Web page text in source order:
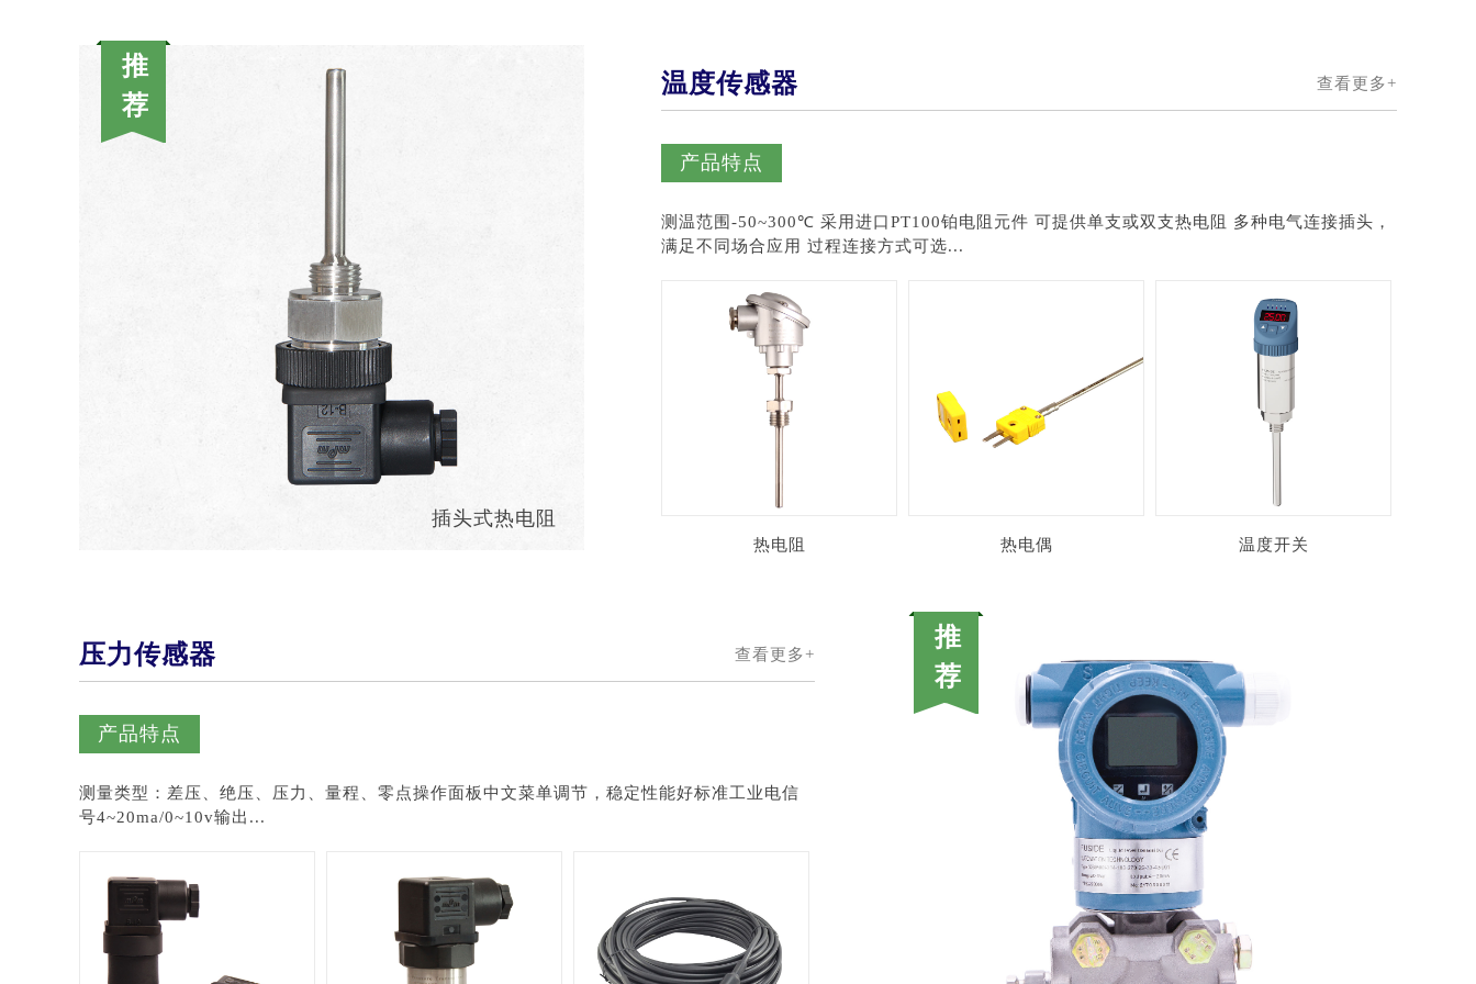
插头式热电阻
温度传感器 查看更多+
产品特点
测温范围-50~300℃ 采用进口PT100铂电阻元件 可提供单支或双支热电阻 多种电气连接插头，
满足不同场合应用 过程连接方式可选...
热电阻 热电偶 温度开关
压力传感器 查看更多+
产品特点
测量类型：差压、绝压、压力、量程、零点操作面板中文菜单调节，稳定性能好标准工业电信
号4~20ma/0~10v输出...